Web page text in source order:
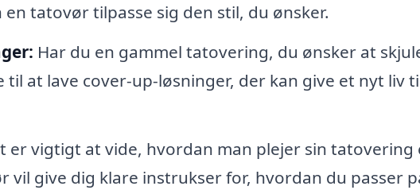
tatovør tilpasse sig den stil, du ønsker.
Har du en gammel tatovering, du ønsker at
at lave cover-up-løsninger, der kan give et nyt liv
er vigtigt at vide, hvordan man plejer sin tatovering
vil give dig klare instrukser for, hvordan du passer